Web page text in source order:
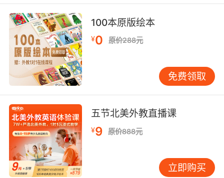
在VIPKID茫茫四万名外教老师中为宝贝推荐的老
师，不仅是技术的力量支持，也是缘分让宝贝和
老师们相遇！
约课按钮：优化筛选页，筛选更精准
100本原版绘本
¥0 原价288元
免费领取
五节北美外教直播课
¥9 原价888元
立即购买